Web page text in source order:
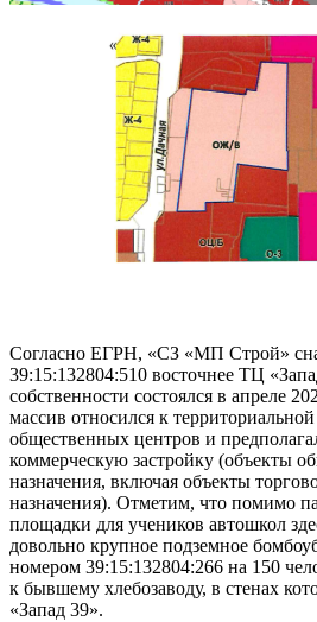
Согласно ЕГРН, «СЗ «МП Строй»
39:15:132804:510 восточнее ТЦ
собственности состоялся в апреле
массив относился к
общественных центров и
коммерческую застройку (объекты
назначения, включая объекты
назначения). Отметим, что помимо
площадки для учеников автошкол
довольно крупное подземное
номером 39:15:132804:266 на 150
к бывшему хлебозаводу, в стенах
«Запад 39».